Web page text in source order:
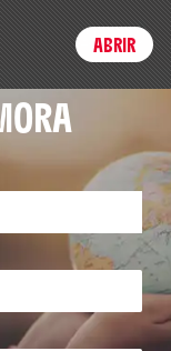
Login
ABRIR